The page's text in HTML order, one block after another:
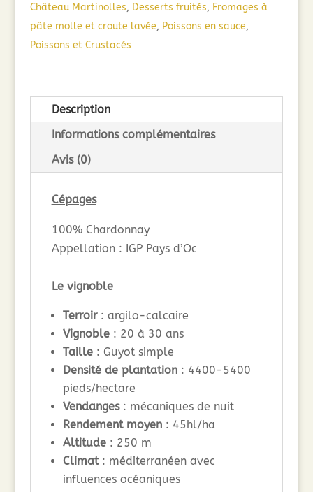
Château Martinolles, Desserts fruités, Fromages à
pâte molle et croute lavée, Poissons en sauce,
Poissons et Crustacés
Description
Informations complémentaires
Avis (0)
Cépages
100% Chardonnay
Appellation : IGP Pays d’Oc
Le vignoble
Terroir: argilo-calcaire
Vignoble: 20 à 30 ans
Taille: Guyot simple
Densité de plantation: 4400-5400
pieds/hectare
Vendanges: mécaniques de nuit
Rendement moyen: 45hl/ha
Altitude: 250 m
Climat: méditerranéen avec
influences océaniques